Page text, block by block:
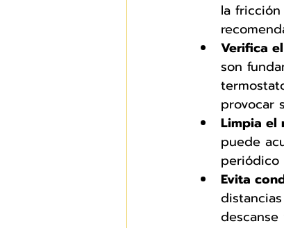
la
Verifica
son
provocar
Limpia el
puede
periódico
Evita